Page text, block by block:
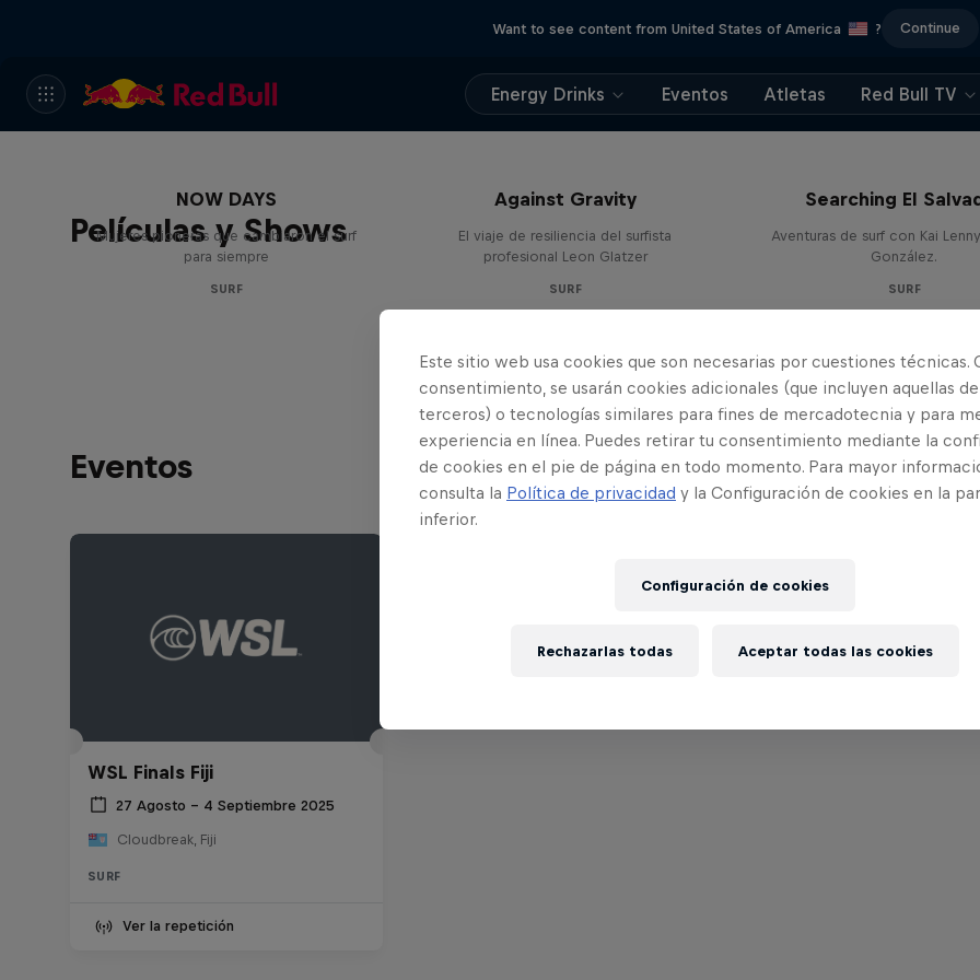
Want to see content from United States of America ? Continue
Energy Drinks Eventos Atletas Red Bull TV
Películas y Shows
NOW DAYS
Mujeres pioneras que cambiaron el surf
para siempre
SURF
Against Gravity
El viaje de resiliencia del surfista
profesional Leon Glatzer
SURF
Searching El
Aventuras de surf con Kai
González.
SURF
Eventos
WSL Finals Fiji
27 Agosto – 4 Septiembre 2025
Cloudbreak, Fiji
SURF
Ver la repetición
Este sitio web usa cookies que son necesarias por cuestiones técnicas.
consentimiento, se usarán cookies adicionales (que incluyen aquellas de
terceros) o tecnologías similares para fines de mercadotecnia y para
experiencia en línea. Puedes retirar tu consentimiento mediante la
de cookies en el pie de página en todo momento. Para mayor
consulta la Política de privacidad y la Configuración de cookies en la
inferior.
Configuración de cookies
Rechazarlas todas Aceptar todas las cookies